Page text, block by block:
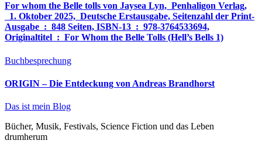
For whom the Belle tolls von Jaysea Lyn, ‎ Penhaligon Verlag,
‎ 1. Oktober 2025, ‎ Deutsche Erstausgabe, Seitenzahl der Print-
Ausgabe ‏ : ‎ 848 Seiten, ISBN-13 ‏ : ‎ 978-3764533694,
Originaltitel ‏ : ‎ For Whom the Belle Tolls (Hell’s Bells 1)
Buchbesprechung
ORIGIN – Die Entdeckung von Andreas Brandhorst
Das ist mein Blog
Bücher, Musik, Festivals, Science Fiction und das Leben
drumherum